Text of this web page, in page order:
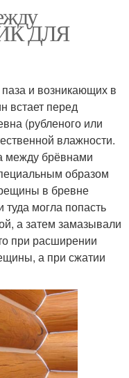
ДЛЯ
и возникающих в
встает перед
(рубленого или
влажности.
между брёвнами
образом
в бревне
могла попасть
а затем замазывали
при расширении
а при сжатии